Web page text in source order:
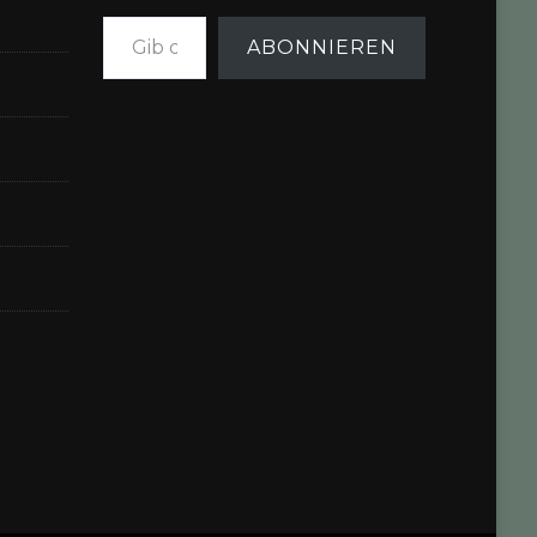
Gib deine E-Mail-Adresse ein ...
ABONNIEREN